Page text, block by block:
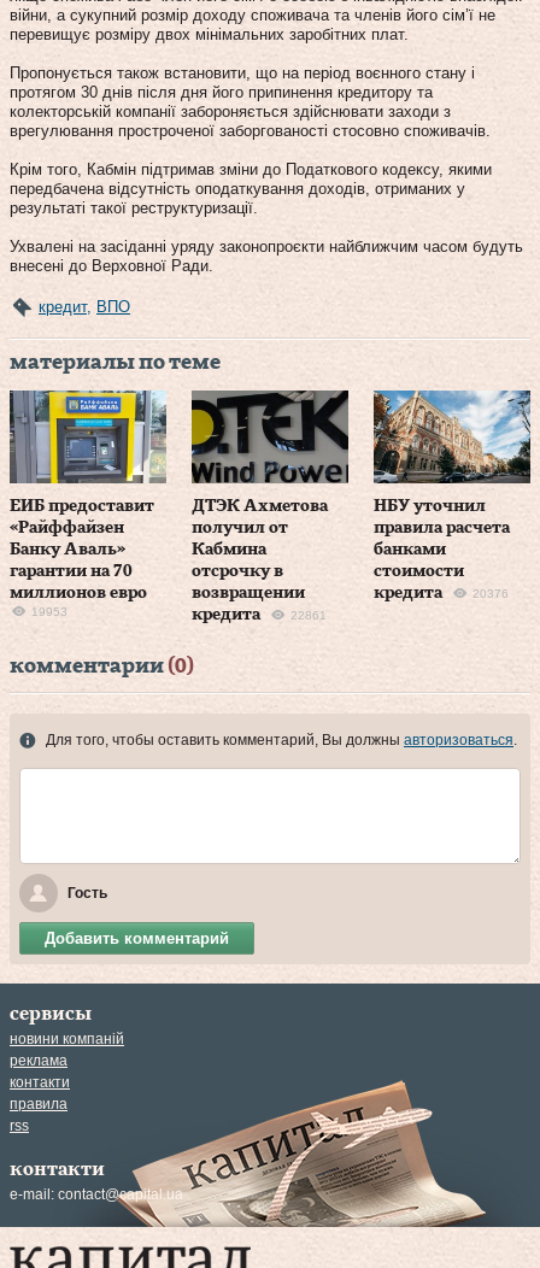
війни, а сукупний розмір доходу споживача та членів його сім’ї не
перевищує розміру двох мінімальних заробітних плат.
Пропонується також встановити, що на період воєнного стану і
протягом 30 днів після дня його припинення кредитору та
колекторській компанії забороняється здійснювати заходи з
врегулювання простроченої заборгованості стосовно споживачів.
Крім того, Кабмін підтримав зміни до Податкового кодексу, якими
передбачена відсутність оподаткування доходів, отриманих у
результаті такої реструктуризації.
Ухвалені на засіданні уряду законопроєкти найближчим часом будуть
внесені до Верховної Ради.
кредит, ВПО
материалы по теме
ЕИБ предоставит
«Райффайзен
Банку Аваль»
гарантии на 70
миллионов евро
19953
ДТЭК Ахметова
получил от
Кабмина
отсрочку в
возвращении
кредита
22861
НБУ уточнил
правила расчета
банками
стоимости
кредита
20376
комментарии (0)
Для того, чтобы оставить комментарий, Вы должны авторизоваться.
Гость
Добавить комментарий
сервисы
новини компаній
реклама
контакти
правила
rss
контакти
e-mail: contact@capital.ua